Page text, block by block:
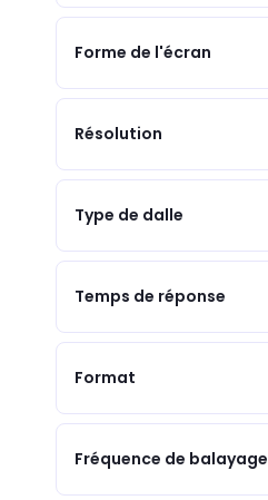
Forme de l'écran
Résolution
Type de dalle
Temps de réponse
Format
Fréquence de balayage